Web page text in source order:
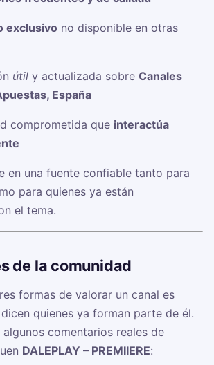
exclusivo no disponible en otras
útily actualizada sobre Canales
España
comprometida que interactúa
en una fuente confiable tanto para
para quienes ya están
el tema.
de la comunidad
formas de valorar un canal es
quienes ya forman parte de él.
comentarios reales de
DALEPLAY – PREMIIERE: